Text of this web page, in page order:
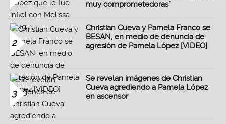
muy comprometedoras"
2
Christian Cueva y Pamela Franco se
BESAN, en medio de denuncia de
agresión de Pamela López [VIDEO]
3
Se revelan imágenes de Christian
Cueva agrediendo a Pamela López
en ascensor